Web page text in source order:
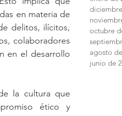
en materia de
delitos, ilícitos,
colaboradores
en el desarrollo
la cultura que
ético y
octubre
agosto
junio de